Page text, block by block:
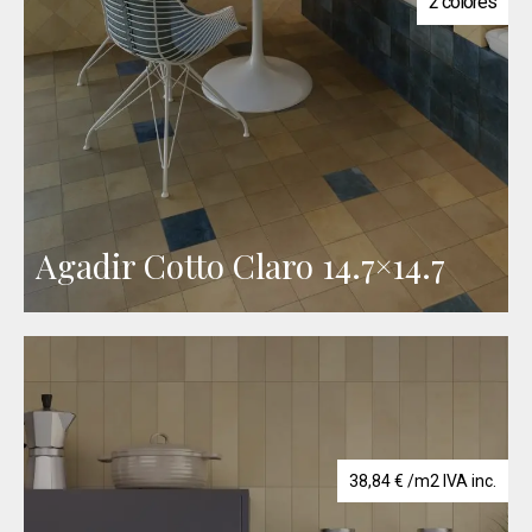
Agadir Cotto Claro 14.7×14.7
38,84€ /m2 IVA inc.